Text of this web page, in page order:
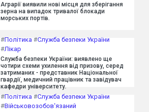
Аграрії виявили нові місця для зберігання
зерна на випадок тривалої блокади
морських портів.
#Політика #Служба безпеки України
#Лікар
Служба безпеки України: виявлено ще
чотири схеми ухилення від призову, серед
затриманих - представник Національної
гвардії, медичний працівник та завідувач
кафедри університету.
#Політика #Служба безпеки України
#Військовозобов'язаний